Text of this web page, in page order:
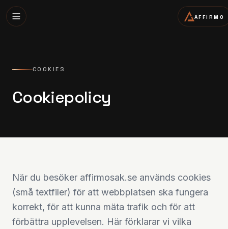
AFFIRMO
COOKIES
Cookiepolicy
När du besöker affirmosak.se används cookies
(små textfiler) för att webbplatsen ska fungera
korrekt, för att kunna mäta trafik och för att
förbättra upplevelsen. Här förklarar vi vilka